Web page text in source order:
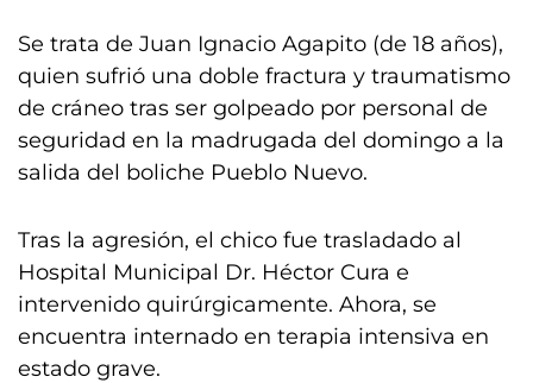
Se trata de Juan Ignacio Agapito (de 18 años),
quien sufrió una doble fractura y traumatismo
de cráneo tras ser golpeado por personal de
seguridad en la madrugada del domingo a la
salida del boliche Pueblo Nuevo.
Tras la agresión, el chico fue trasladado al
Hospital Municipal Dr. Héctor Cura e
intervenido quirúrgicamente. Ahora, se
encuentra internado en terapia intensiva en
estado grave.